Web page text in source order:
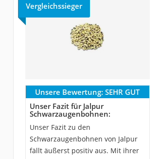
Vergleichssieger
Unsere Bewertung: SEHR GUT
Unser Fazit für Jalpur
Schwarzaugenbohnen:
Unser Fazit zu den
Schwarzaugenbohnen von Jalpur
fällt äußerst positiv aus. Mit ihrer